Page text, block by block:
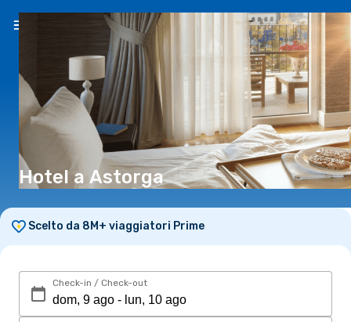
IT(€)
Hotel a Astorga
Scelto da 8M+ viaggiatori Prime
Check-in / Check-out